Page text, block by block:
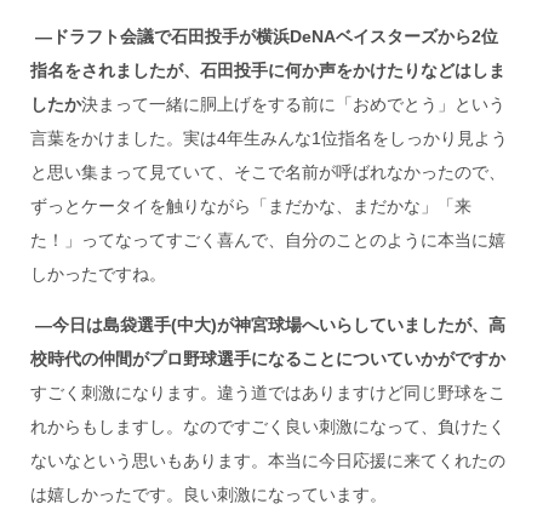
―ドラフト会議で石田投手が横浜DeNAベイスターズから2位
指名をされましたが、石田投手に何か声をかけたりなどはしま
したか決まって一緒に胴上げをする前に「おめでとう」という
言葉をかけました。実は4年生みんな1位指名をしっかり見よう
と思い集まって見ていて、そこで名前が呼ばれなかったので、
ずっとケータイを触りながら「まだかな、まだかな」「来
た！」ってなってすごく喜んで、自分のことのように本当に嬉
しかったですね。
―今日は島袋選手(中大)が神宮球場へいらしていましたが、高
校時代の仲間がプロ野球選手になることについていかがですか
すごく刺激になります。違う道ではありますけど同じ野球をこ
れからもしますし。なのですごく良い刺激になって、負けたく
ないなという思いもあります。本当に今日応援に来てくれたの
は嬉しかったです。良い刺激になっています。